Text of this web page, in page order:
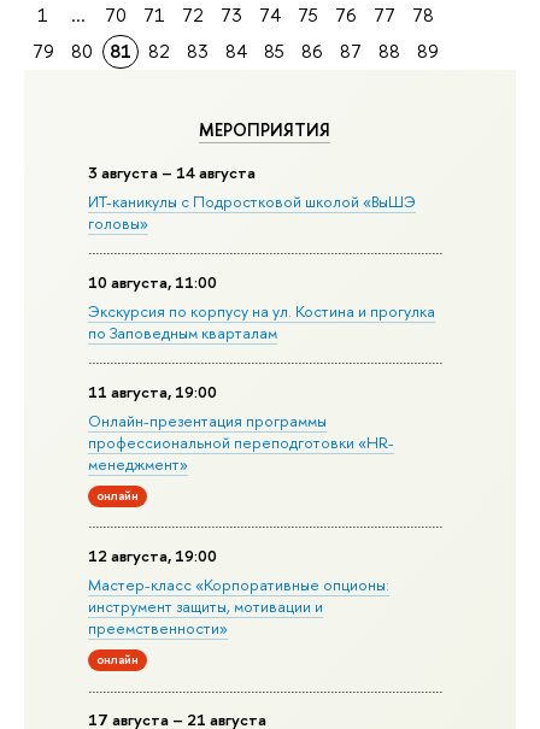
МЕРОПРИЯТИЯ
3 августа – 14 августа
ИТ-каникулы с Подростковой школой «ВыШЭ
головы»
10 августа, 11:00
Экскурсия по корпусу на ул. Костина и прогулка
по Заповедным кварталам
11 августа, 19:00
Онлайн-презентация программы
профессиональной переподготовки «HR-
менеджмент»
онлайн
12 августа, 19:00
Мастер-класс «Корпоративные опционы:
инструмент защиты, мотивации и
преемственности»
онлайн
17 августа – 21 августа
1 ... 70 71 72 73 74 75 76 77
78
79
80 81 82 83 84 85 86 87 88 89